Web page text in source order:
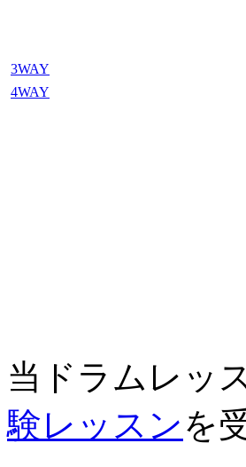
3WAY
4WAY
当ドラムレッ
験レッスンを